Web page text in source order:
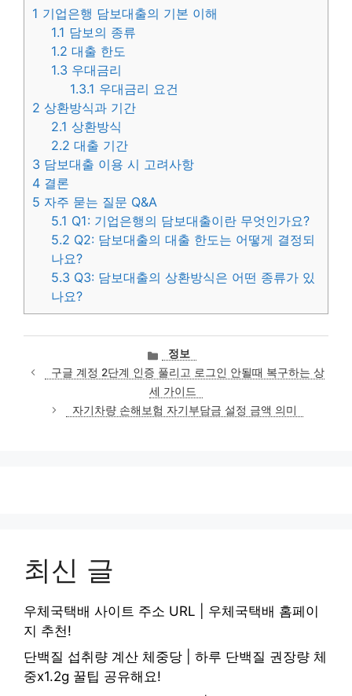
1 기업은행 담보대출의 기본 이해
1.1 담보의 종류
1.2 대출 한도
1.3 우대금리
1.3.1 우대금리 요건
2 상환방식과 기간
2.1 상환방식
2.2 대출 기간
3 담보대출 이용 시 고려사항
4 결론
5 자주 묻는 질문 Q&A
5.1 Q1: 기업은행의 담보대출이란 무엇인가요?
5.2 Q2: 담보대출의 대출 한도는 어떻게 결정되
나요?
5.3 Q3: 담보대출의 상환방식은 어떤 종류가 있
나요?
카
테
고
리
정보
구글 계정 2단계 인증 풀리고 로그인 안될때 복구하는 상
세 가이드
자기차량 손해보험 자기부담금 설정 금액 의미
최신 글
우체국택배 사이트 주소 URL | 우체국택배 홈페이
지 추천!
단백질 섭취량 계산 체중당 | 하루 단백질 권장량 체
중x1.2g 꿀팁 공유해요!